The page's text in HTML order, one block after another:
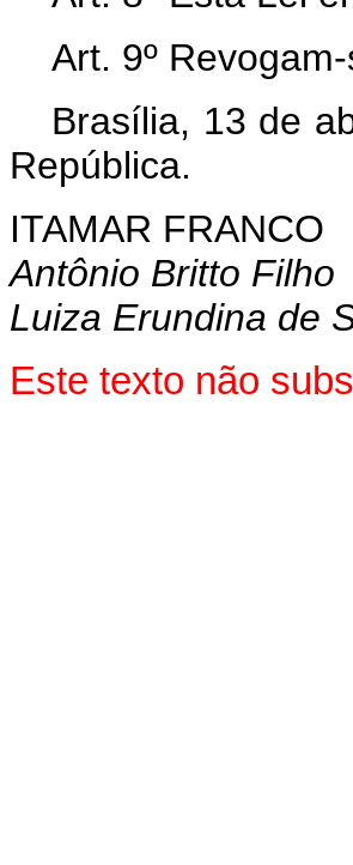
Art. 9º
Brasília, 13 de
República.
ITAMAR FRANCO
Antônio Britto Filho
Luiza Erundina de
Este texto não